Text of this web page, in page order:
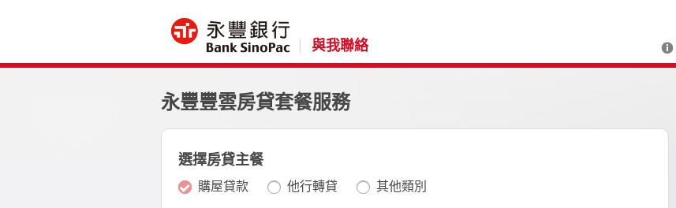
與我聯絡
永豐豐雲房貸套餐服務
選擇房貸主餐
購屋貸款 他行轉貸 其他類別